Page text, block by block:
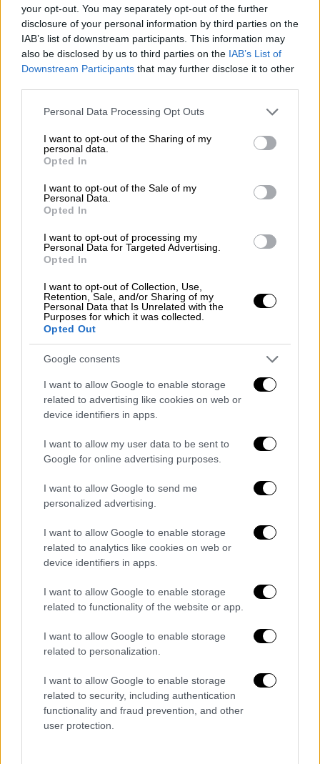
your opt-out. You may separately opt-out of the further
disclosure of your personal information by third parties on the
IAB’s list of downstream participants. This information may
also be disclosed by us to third parties on the IAB’s List of
Downstream Participants that may further disclose it to other
Please note that this website/app uses one or more Google
not limited to your visit or usage behaviour. You may click to
grant or deny consent to Google and its third-party tags to
use your data for below specified purposes in below Google
consent section.
Personal Data Processing Opt Outs
I want to opt-out of the Sharing of my
personal data.
Opted In
I want to opt-out of the Sale of my
Personal Data.
Opted In
I want to opt-out of processing my
Personal Data for Targeted Advertising.
Opted In
I want to opt-out of Collection, Use,
Retention, Sale, and/or Sharing of my
Personal Data that Is Unrelated with the
Purposes for which it was collected.
Opted Out
Google consents
I want to allow Google to enable storage
related to advertising like cookies on web or
device identifiers in apps.
I want to allow my user data to be sent to
Google for online advertising purposes.
I want to allow Google to send me
personalized advertising.
I want to allow Google to enable storage
related to analytics like cookies on web or
device identifiers in apps.
I want to allow Google to enable storage
related to functionality of the website or app.
I want to allow Google to enable storage
related to personalization.
I want to allow Google to enable storage
related to security, including authentication
functionality and fraud prevention, and other
user protection.
ΔΙΑΒΑΣΤΕ ΕΠΙΣΗΣ
Ελλάδα|04.04.2026 09:45
Θρίλερ στη Χαλκιδική με τη σορό σε
βαλίτσα: «Μια κοπέλα φώναζε
βοήθεια» - Σοκαριστική μαρτυρία
Ελλάδα|04.04.2026 19:20
Τραγική κατάληξη στους Λογγάδες
Ιωαννίνων: Βρέθηκε η σορός του
55χρονου που είχε εξαφανιστεί τον
Προς το παρόνεξετάζονται όλα τα
ενδεχόμενα, ενώ οι έρευνες
επικεντρώνονται πλέον στα
της νεκροψίας-νεκροτομήςπου θα ρίξουν
«φως» στην υπόθεση. Σημειώνεται πως
σύμφωνα μεevianews.com, ηκατάσταση που
βρέθηκε η σορόςδεν έχει επιτρέψει ούτε
ταυτοποίησή της, ούτε να
προσδιοριστούν το φύλο ή το αν έφερε
κάποιον ρουχισμό.
παραλία Γαλάζια Λίμνη, όπου βρέθηκε η
σορός, παραμένειαποκλεισμένη από το
Λιμενικό και την Αστυνομίακαθόσον
συνεχίζονται οι έρευνες.
Τα σχολιά σας δημοσιεύονται άμεσα με δική σας ευθύνη. Το